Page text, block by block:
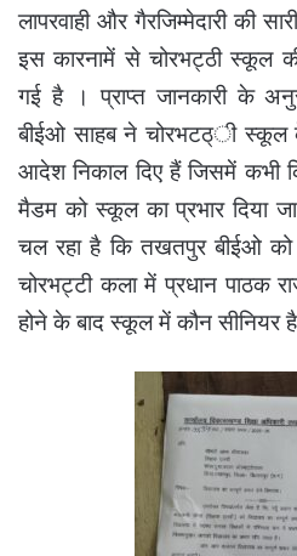
लापरवाही और गैरजिम्मेदारी की
इस कारनामें से चोरभट्ठी स्कूल की
गई है ।प्राप्त जानकारी के
बीईओ साहब ने चोरभटठ्ी स्कूल
आदेश निकाल दिए हैं जिसमें कभी
मैडम को स्कूल का प्रभार दिया
चल रहा है कि तखतपुर बीईओ
चोरभट्टी कला में प्रधान पाठक
होने के बाद स्कूल में कौन सीनियर है